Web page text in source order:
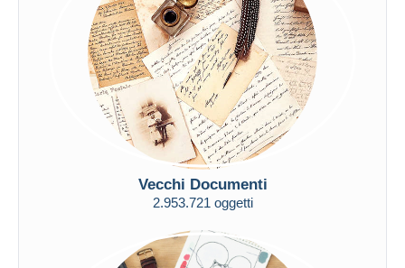
Vecchi Documenti
2.953.721 oggetti